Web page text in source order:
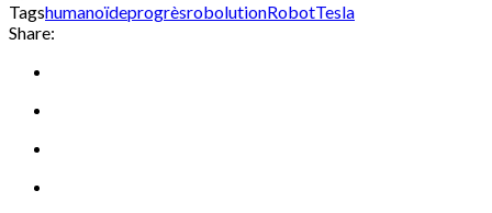
TagshumanoïdeprogrèsrobolutionRobotTesla
Share: